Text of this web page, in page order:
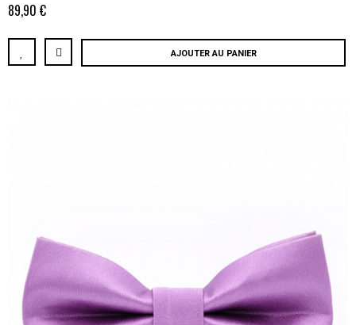
89,90 €
AJOUTER AU PANIER